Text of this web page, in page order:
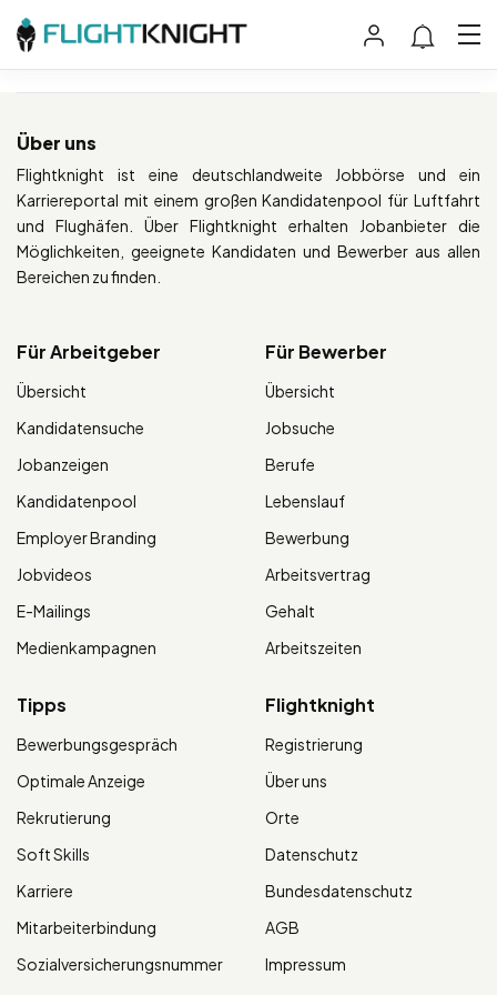
Über uns
Flightknight ist eine deutschlandweite Jobbörse und ein
Karriereportal mit einem großen Kandidatenpool für Luftfahrt
und Flughäfen. Über Flightknight erhalten Jobanbieter die
Möglichkeiten, geeignete Kandidaten und Bewerber aus allen
Bereichen zu finden.
Für Arbeitgeber
Übersicht
Kandidatensuche
Jobanzeigen
Kandidatenpool
Employer Branding
Jobvideos
E-Mailings
Medienkampagnen
Für Bewerber
Übersicht
Jobsuche
Berufe
Lebenslauf
Bewerbung
Arbeitsvertrag
Gehalt
Arbeitszeiten
Tipps
Bewerbungsgespräch
Optimale Anzeige
Rekrutierung
Soft Skills
Karriere
Mitarbeiterbindung
Sozialversicherungsnummer
Flightknight
Registrierung
Über uns
Orte
Datenschutz
Bundesdatenschutz
AGB
Impressum